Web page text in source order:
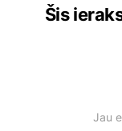
Šis
Jau